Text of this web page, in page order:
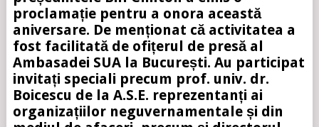
proclamație pentru a onora această
aniversare. De menționat că activitatea a
fost facilitată de ofițerul de presă al
Ambasadei SUA la București. Au participat
invitați speciali precum prof. univ. dr.
Boicescu de la A.S.E. reprezentanți ai
organizațiilor neguvernamentale și din